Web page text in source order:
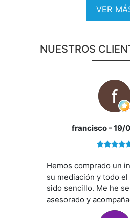
*¿Qué te ofrecemos en nuestra
VER
NUESTROS
francisco - 19/
Hemos comprado un
su mediación y todo
sido sencillo. Me he
asesorado y
las gestiones e